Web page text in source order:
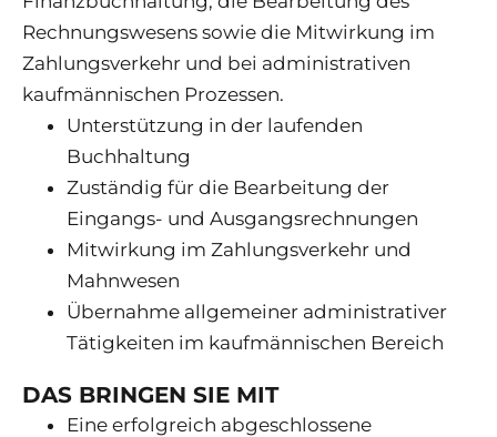
Rechnungswesens sowie die Mitwirkung im
Zahlungsverkehr und bei administrativen
kaufmännischen Prozessen.
Unterstützung in der laufenden
Buchhaltung
Zuständig für die Bearbeitung der
Eingangs- und Ausgangsrechnungen
Mitwirkung im Zahlungsverkehr und
Mahnwesen
Übernahme allgemeiner administrativer
Tätigkeiten im kaufmännischen Bereich
DAS BRINGEN SIE MIT
Eine erfolgreich abgeschlossene